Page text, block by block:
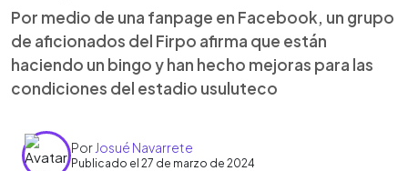
Por medio de una fanpage en Facebook, un grupo
de aficionados del Firpo afirma que están
haciendo un bingo y han hecho mejoras para las
condiciones del estadio usuluteco
Por Josué Navarrete
Publicado el 27 de marzo de 2024